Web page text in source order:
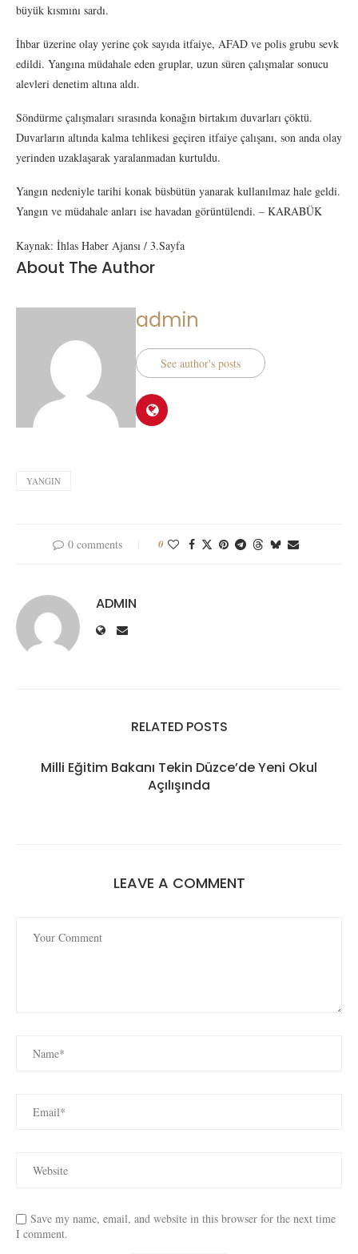
büyük kısmını sardı.
İhbar üzerine olay yerine çok sayıda itfaiye, AFAD ve polis grubu sevk
edildi. Yangına müdahale eden gruplar, uzun süren çalışmalar sonucu
alevleri denetim altına aldı.
Söndürme çalışmaları sırasında konağın birtakım duvarları çöktü.
Duvarların altında kalma tehlikesi geçiren itfaiye çalışanı, son anda olay
yerinden uzaklaşarak yaralanmadan kurtuldu.
Yangın nedeniyle tarihi konak büsbütün yanarak kullanılmaz hale geldi.
Yangın ve müdahale anları ise havadan görüntülendi. – KARABÜK
Kaynak: İhlas Haber Ajansı / 3.Sayfa
About The Author
admin
See author's posts
YANGIN
0 comments 0
ADMIN
RELATED POSTS
Milli Eğitim Bakanı Tekin Düzce’de Yeni Okul
Açılışında
LEAVE A COMMENT
Save my name, email, and website in this browser for the next time
I comment.